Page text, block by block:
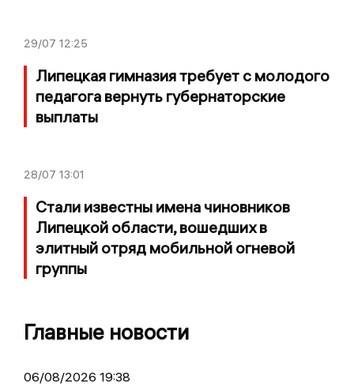
29/07 12:25
Липецкая гимназия требует с молодого
педагога вернуть губернаторские
выплаты
28/07 13:01
Стали известны имена чиновников
Липецкой области, вошедших в
элитный отряд мобильной огневой
группы
Главные новости
06/08/2026 19:38